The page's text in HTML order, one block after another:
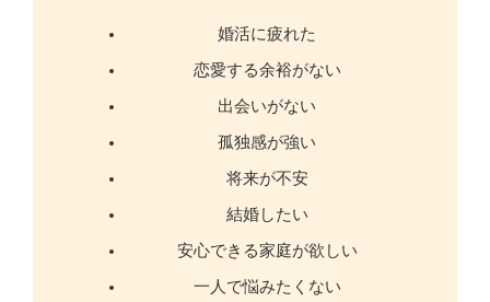
婚活に疲れた
恋愛する余裕がない
出会いがない
孤独感が強い
将来が不安
結婚したい
安心できる家庭が欲しい
一人で悩みたくない